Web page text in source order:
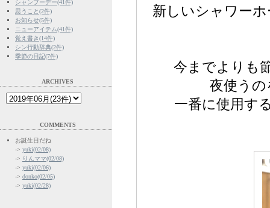
新しいシャワー
今までよりも
夜使う
一番に使用す
シャンプーデー(41件)
思うこと(2件)
お知らせ(5件)
ニューアイテム(41件)
覚え書き(14件)
シン行動辞典(2件)
季節の日記(7件)
ARCHIVES
COMMENTS
お誕生日だね
-> yuki(02/08)
-> りんママ(02/08)
-> yuki(02/06)
-> donko(02/05)
-> yuki(02/28)